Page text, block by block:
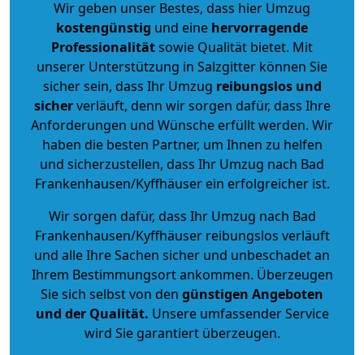
Wir geben unser Bestes, dass hier Umzug
kostengünstig und eine hervorragende
Professionalitätsowie Qualität bietet. Mit
unserer Unterstützung in Salzgitter können Sie
sicher sein, dass Ihr Umzug reibungslos und
sicherverläuft, denn wir sorgen dafür, dass Ihre
Anforderungen und Wünsche erfüllt werden. Wir
haben die besten Partner, um Ihnen zu helfen
und sicherzustellen, dass Ihr Umzug nach Bad
Frankenhausen/Kyffhäuser ein erfolgreicher ist.
Wir sorgen dafür, dass Ihr Umzug nach Bad
Frankenhausen/Kyffhäuser reibungslos verläuft
und alle Ihre Sachen sicher und unbeschadet an
Ihrem Bestimmungsort ankommen. Überzeugen
Sie sich selbst von den günstigen Angeboten
und der Qualität. Unsere umfassender Service
wird Sie garantiert überzeugen.